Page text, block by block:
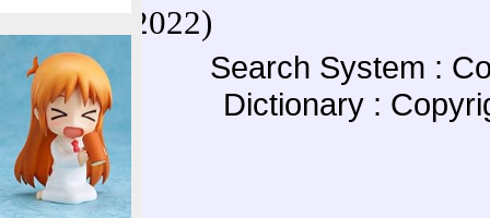
(27-May-2022)
Search System :
Dictionary :